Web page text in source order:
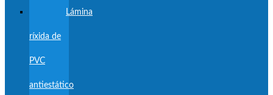
Lámina
ríxida de
PVC
antiestático